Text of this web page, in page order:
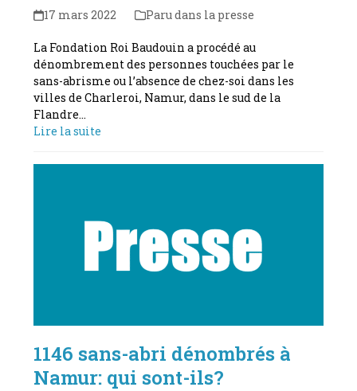
17 mars 2022 Paru dans la presse
La Fondation Roi Baudouin a procédé au
dénombrement des personnes touchées par le
sans-abrisme ou l’absence de chez-soi dans les
villes de Charleroi, Namur, dans le sud de la
Flandre…
Lire la suite
1146 sans-abri dénombrés à
Namur: qui sont-ils?